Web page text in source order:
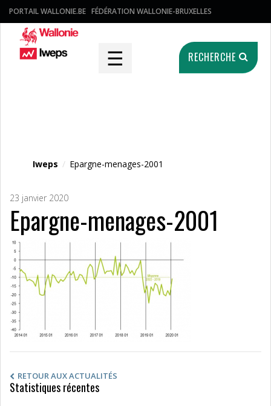
PORTAIL WALLONIE.BE FÉDÉRATION WALLONIE-BRUXELLES
☰ RECHERCHE
Iweps / Epargne-menages-2001
23 janvier 2020
Epargne-menages-2001
RETOUR AUX ACTUALITÉS
Statistiques récentes